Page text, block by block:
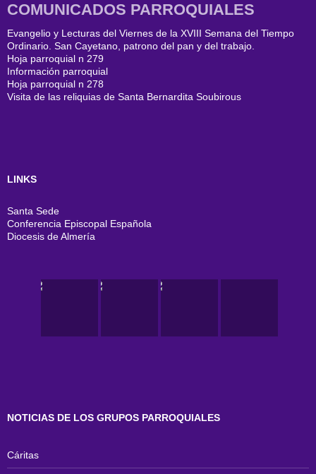
COMUNICADOS PARROQUIALES
Evangelio y Lecturas del Viernes de la XVIII Semana del Tiempo
Ordinario. San Cayetano, patrono del pan y del trabajo.
Hoja parroquial n 279
Información parroquial
Hoja parroquial n 278
Visita de las reliquias de Santa Bernardita Soubirous
LINKS
Santa Sede
Conferencia Episcopal Española
Diocesis de Almería
NOTICIAS DE LOS GRUPOS PARROQUIALES
Cáritas